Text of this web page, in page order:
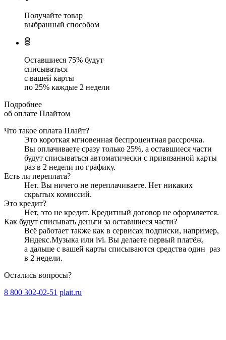
Получайте товар
выбранный способом
Оставшиеся 75% будут
списываться
с вашей карты
по 25% каждые 2 недели
Подробнее
об оплате Плайтом
Что такое оплата Плайт?
Это короткая мгновенная беспроцентная рассрочка.
Вы оплачиваете сразу только 25%, а оставшиеся части
будут списываться автоматически с привязанной карты
раз в 2 недели по графику.
Есть ли переплата?
Нет. Вы ничего не переплачиваете. Нет никаких
скрытых комиссий.
Это кредит?
Нет, это не кредит. Кредитный договор не оформляется.
Как будут списывать деньги за оставшиеся части?
Всё работает также как в сервисах подписки, например,
Яндекс.Музыка или ivi. Вы делаете первый платёж,
а дальше с вашей карты списываются средства один раз
в 2 недели.
Остались вопросы?
8 800 302-02-51 plait.ru